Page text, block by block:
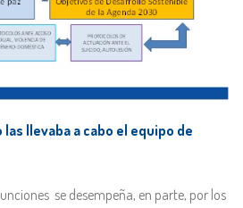
llevaba a cabo el equipo de
se desempeña, en parte, por los